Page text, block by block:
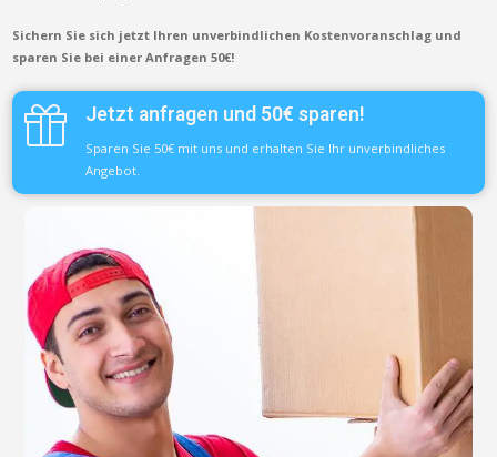
Sichern Sie sich jetzt Ihren unverbindlichen Kostenvoranschlag und
sparen Sie bei einer Anfragen 50€!
Jetzt anfragen und 50€ sparen!
Sparen Sie 50€ mit uns und erhalten Sie Ihr unverbindliches
Angebot.